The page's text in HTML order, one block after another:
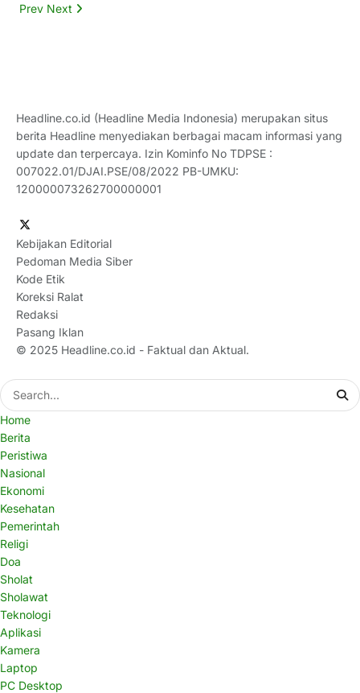
Prev Next
Headline.co.id (Headline Media Indonesia) merupakan situs
berita Headline menyediakan berbagai macam informasi yang
update dan terpercaya. Izin Kominfo No TDPSE :
007022.01/DJAI.PSE/08/2022 PB-UMKU:
120000073262700000001
Kebijakan Editorial
Pedoman Media Siber
Kode Etik
Koreksi Ralat
Redaksi
Pasang Iklan
© 2025 Headline.co.id - Faktual dan Aktual.
Home
Berita
Peristiwa
Nasional
Ekonomi
Kesehatan
Pemerintah
Religi
Doa
Sholat
Sholawat
Teknologi
Aplikasi
Kamera
Laptop
PC Desktop